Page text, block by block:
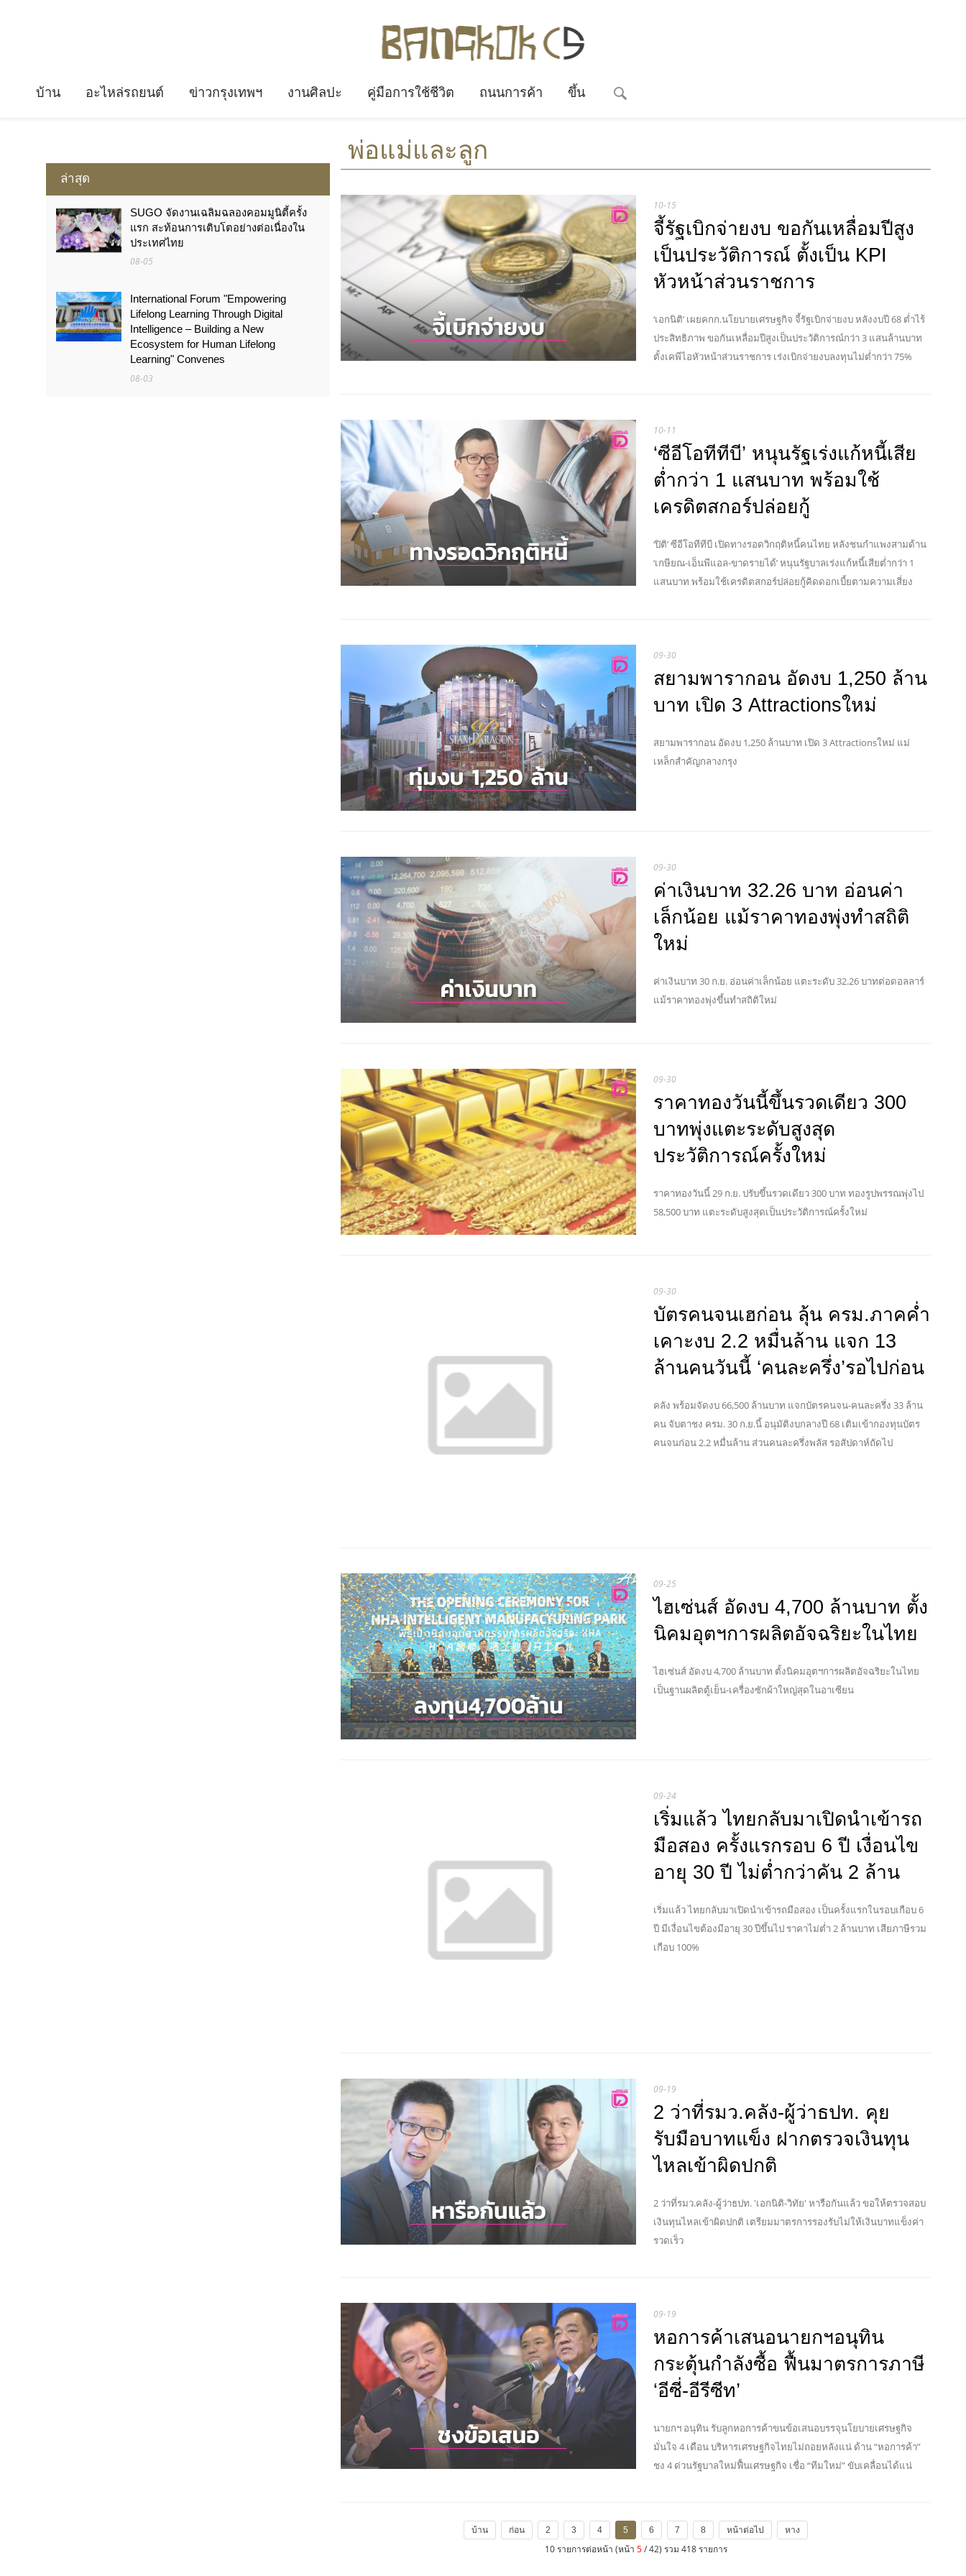
บ้าน อะไหล่รถยนต์ ข่าวกรุงเทพฯ งานศิลปะ คู่มือการใช้ชีวิต ถนนการค้า ขึ้น
ล่าสุด
SUGO จัดงานเฉลิมฉลองคอมมูนิตี้ครั้ง
แรก สะท้อนการเติบโตอย่างต่อเนื่องใน
ประเทศไทย
08-05
International Forum "Empowering
Lifelong Learning Through Digital
Intelligence – Building a New
Ecosystem for Human Lifelong
Learning" Convenes
08-03
พ่อแม่และลูก
10-15
จี้รัฐเบิกจ่ายงบ ขอกันเหลื่อมปีสูง
เป็นประวัติการณ์ ตั้งเป็น KPI
หัวหน้าส่วนราชการ
‘เอกนิติ’ เผยคกก.นโยบายเศรษฐกิจ จี้รัฐเบิกจ่ายงบ หลังงบปี 68 ต่ำไร้
ประสิทธิภาพ ขอกันเหลื่อมปีสูงเป็นประวัติการณ์กว่า 3 แสนล้านบาท
ตั้งเคพีไอหัวหน้าส่วนราชการ เร่งเบิกจ่ายงบลงทุนไม่ต่ำกว่า 75%
10-11
‘ซีอีโอทีทีบี’ หนุนรัฐเร่งแก้หนี้เสีย
ต่ำกว่า 1 แสนบาท พร้อมใช้
เครดิตสกอร์ปล่อยกู้
‘ปิติ’ ซีอีโอทีทีบี เปิดทางรอดวิกฤติหนี้คนไทย หลังชนกำแพงสามด้าน
‘เกษียณ-เอ็นพีแอล-ขาดรายได้’ หนุนรัฐบาลเร่งแก้หนี้เสียต่ำกว่า 1
แสนบาท พร้อมใช้เครดิตสกอร์ปล่อยกู้คิดดอกเบี้ยตามความเสี่ยง
09-30
สยามพารากอน อัดงบ 1,250 ล้าน
บาท เปิด 3 Attractionsใหม่
สยามพารากอน อัดงบ 1,250 ล้านบาท เปิด 3 Attractionsใหม่ แม่
เหล็กสำคัญกลางกรุง
09-30
ค่าเงินบาท 32.26 บาท อ่อนค่า
เล็กน้อย แม้ราคาทองพุ่งทำสถิติ
ใหม่
ค่าเงินบาท 30 ก.ย. อ่อนค่าเล็กน้อย แตะระดับ 32.26 บาทต่อดอลลาร์
แม้ราคาทองพุ่งขึ้นทำสถิติใหม่
09-30
ราคาทองวันนี้ขึ้นรวดเดียว 300
บาทพุ่งแตะระดับสูงสุด
ประวัติการณ์ครั้งใหม่
ราคาทองวันนี้ 29 ก.ย. ปรับขึ้นรวดเดียว 300 บาท ทองรูปพรรณพุ่งไป
58,500 บาท แตะระดับสูงสุดเป็นประวัติการณ์ครั้งใหม่
09-30
บัตรคนจนเฮก่อน ลุ้น ครม.ภาคค่ำ
เคาะงบ 2.2 หมื่นล้าน แจก 13
ล้านคนวันนี้ ‘คนละครึ่ง’รอไปก่อน
คลัง พร้อมจัดงบ 66,500 ล้านบาท แจกบัตรคนจน-คนละครึ่ง 33 ล้าน
คน จับตาชง ครม. 30 ก.ย.นี้ อนุมัติงบกลางปี 68 เติมเข้ากองทุนบัตร
คนจนก่อน 2.2 หมื่นล้าน ส่วนคนละครึ่งพลัส รอสัปดาห์ถัดไป
09-25
ไฮเซ่นส์ อัดงบ 4,700 ล้านบาท ตั้ง
นิคมอุตฯการผลิตอัจฉริยะในไทย
ไฮเซ่นส์ อัดงบ 4,700 ล้านบาท ตั้งนิคมอุตฯการผลิตอัจฉริยะในไทย
เป็นฐานผลิตตู้เย็น-เครื่องซักผ้าใหญ่สุดในอาเซียน
09-24
เริ่มแล้ว ไทยกลับมาเปิดนำเข้ารถ
มือสอง ครั้งแรกรอบ 6 ปี เงื่อนไข
อายุ 30 ปี ไม่ต่ำกว่าคัน 2 ล้าน
เริ่มแล้ว ไทยกลับมาเปิดนำเข้ารถมือสอง เป็นครั้งแรกในรอบเกือบ 6
ปี มีเงื่อนไขต้องมีอายุ 30 ปีขึ้นไป ราคาไม่ต่ำ 2 ล้านบาท เสียภาษีรวม
เกือบ 100%
09-19
2 ว่าที่รมว.คลัง-ผู้ว่าธปท. คุย
รับมือบาทแข็ง ฝากตรวจเงินทุน
ไหลเข้าผิดปกติ
2 ว่าที่รมว.คลัง-ผู้ว่าธปท. 'เอกนิติ-วิทัย' หารือกันแล้ว ขอให้ตรวจสอบ
เงินทุนไหลเข้าผิดปกติ เตรียมมาตรการรองรับไม่ให้เงินบาทแข็งค่า
รวดเร็ว
09-19
หอการค้าเสนอนายกฯอนุทิน
กระตุ้นกำลังซื้อ ฟื้นมาตรการภาษี
‘อีซี่-อีรีซีท’
นายกฯ อนุทิน รับลูกหอการค้าขนข้อเสนอบรรจุนโยบายเศรษฐกิจ
มั่นใจ 4 เดือน บริหารเศรษฐกิจไทยไม่ถอยหลังแน่ ด้าน “หอการค้า”
ชง 4 ด่วนรัฐบาลใหม่ฟื้นเศรษฐกิจ เชื่อ “ทีมใหม่” ขับเคลื่อนได้แน่
บ้าน ก่อน 2 3 4 5 6 7 8 หน้าต่อไป หาง
10 รายการต่อหน้า (หน้า 5/ 42) รวม 418 รายการ